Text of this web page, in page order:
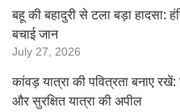
बहू की बहादुरी से टला बड़ा हादसा:
बचाई जान
July 27, 2026
कांवड़ यात्रा की पवित्रता बनाए
और सुरक्षित यात्रा की अपील